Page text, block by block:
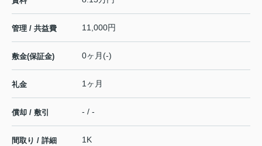
管理 / 共益費 11,000円
敷金(保証金) 0ヶ月(-)
礼金 1ヶ月
償却 / 敷引 - / -
間取り / 詳細
1K